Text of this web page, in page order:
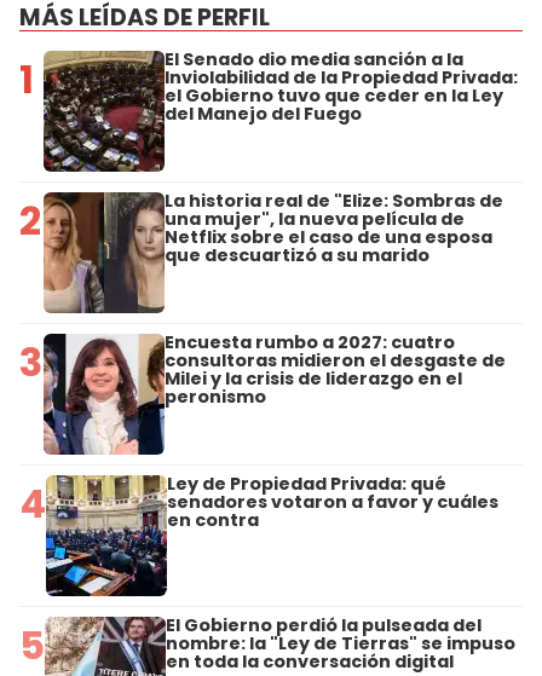
MÁS LEÍDAS DE PERFIL
1 El Senado dio media sanción a la
Inviolabilidad de la Propiedad Privada:
el Gobierno tuvo que ceder en la Ley
del Manejo del Fuego
2 La historia real de "Elize: Sombras de
una mujer", la nueva película de
Netflix sobre el caso de una esposa
que descuartizó a su marido
3 Encuesta rumbo a 2027: cuatro
consultoras midieron el desgaste de
Milei y la crisis de liderazgo en el
peronismo
4 Ley de Propiedad Privada: qué
senadores votaron a favor y cuáles
en contra
5 El Gobierno perdió la pulseada del
nombre: la "Ley de Tierras" se impuso
en toda la conversación digital